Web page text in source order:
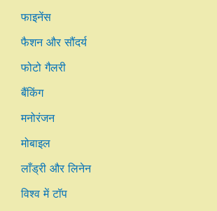
फाइनेंस
फैशन और सौंदर्य
फोटो गैलरी
बैंकिंग
मनोरंजन
मोबाइल
लाँड्री और लिनेन
विश्व में टॉप